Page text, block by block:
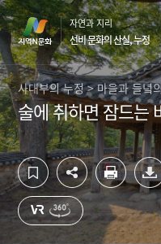
컨
텐
츠
영
역
바
로
가
기
하
단
영
역
바
로
가
기
자연과 지리
선비 문화의 산실, 누정
사대부의 누정 > 마을과 들녘
술에 취하면 잠드는